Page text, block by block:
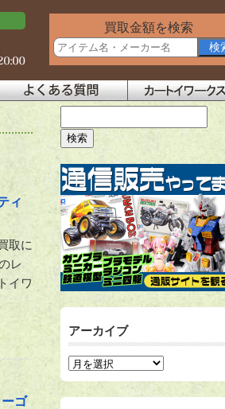
買取金額を検索
ィ
取に
レ
イワ
ゴ
アーカイブ